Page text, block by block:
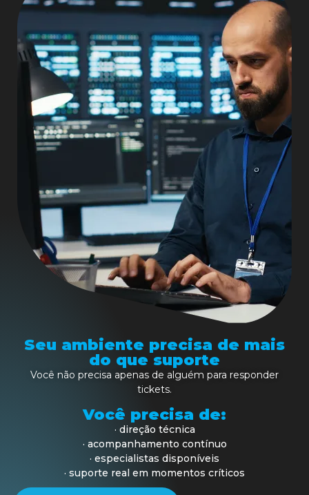
Seu ambiente precisa de mais
do que suporte
Você não precisa apenas de alguém para responder
tickets.
Você precisa de:
· direção técnica
· acompanhamento contínuo
· especialistas disponíveis
· suporte real em momentos críticos